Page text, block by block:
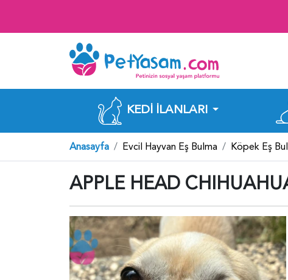
KEDI İLANLARI
Anasayfa Evcil Hayvan Eş Bulma Köpek Eş
APPLE HEAD